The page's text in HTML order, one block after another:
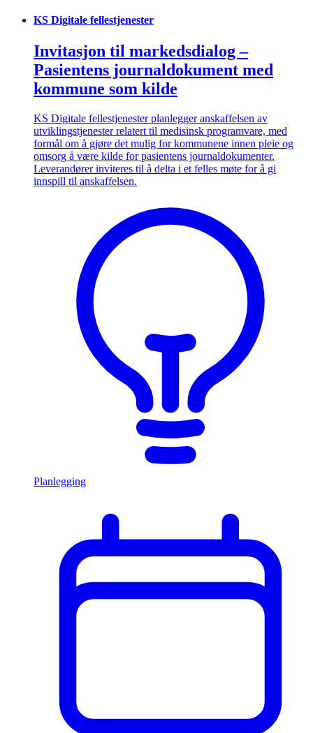
KS Digitale fellestjenester
Invitasjon til markedsdialog –
Pasientens journaldokument med
kommune som kilde
KS Digitale fellestjenester planlegger anskaffelsen av
utviklingstjenester relatert til medisinsk programvare, med
formål om å gjøre det mulig for kommunene innen pleie og
omsorg å være kilde for pasientens journaldokumenter.
Leverandører inviteres til å delta i et felles møte for å gi
innspill til anskaffelsen.
Planlegging